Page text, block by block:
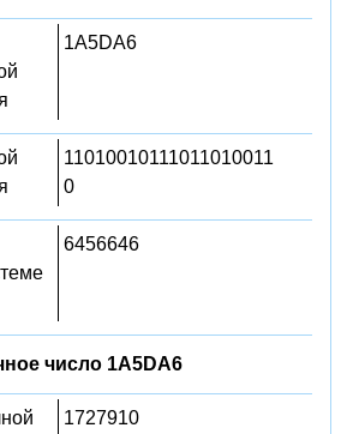
1A5DA6
11010010111011010011
0
6456646
число 1A5DA6
1727910